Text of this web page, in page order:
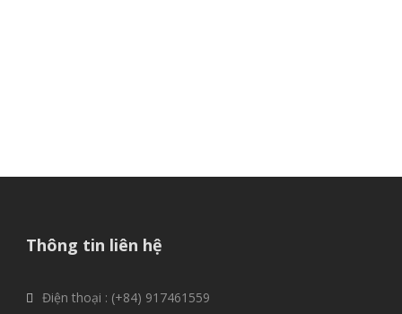
Thông tin liên hệ
Điện thoại : (+84) 917461559